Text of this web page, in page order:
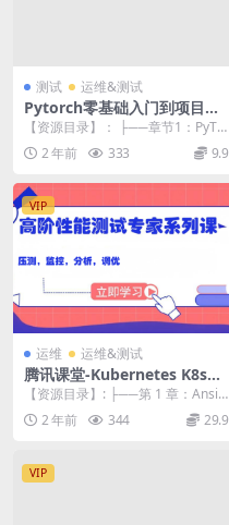
测试 运维&测试
Pytorch零基础入门到项目实
战
【资源目录】： ├──章节1：PyTor
ch运行环境安装_运行环境测试 | ├
─...2 年前 333 9.9
VIP
运维 运维&测试
腾讯课堂-Kubernetes K8s架
构师实战集训营【高级班】
【资源目录】: ├──第 1 章：Ansibl
e 自动化部署 K8S 集群 | ...
2 年前 344 29.9
VIP